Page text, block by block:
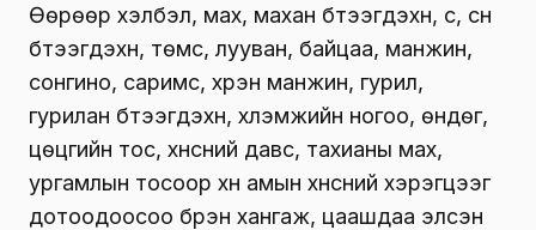
Өөрөөр хэлбэл, мах, махан бүтээгдэхүүн, сүү, сүүн
бүтээгдэхүүн, төмс, лууван, байцаа, манжин,
сонгино, саримс, хүрэн манжин, гурил,
гурилан бүтээгдэхүүн, хүлэмжийн ногоо, өндөг,
цөцгийн тос, хүнсний давс, тахианы мах,
ургамлын тосоор хүн амын хүнсний хэрэгцээг
дотоодоосоо бүрэн хангаж, цаашдаа элсэн